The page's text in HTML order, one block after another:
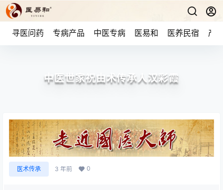
寻医问药 专病产品 中医专病 医易和 医养民宿 产
中医世家祝由术传承人汉彩霞
医术传承 3 年前 0